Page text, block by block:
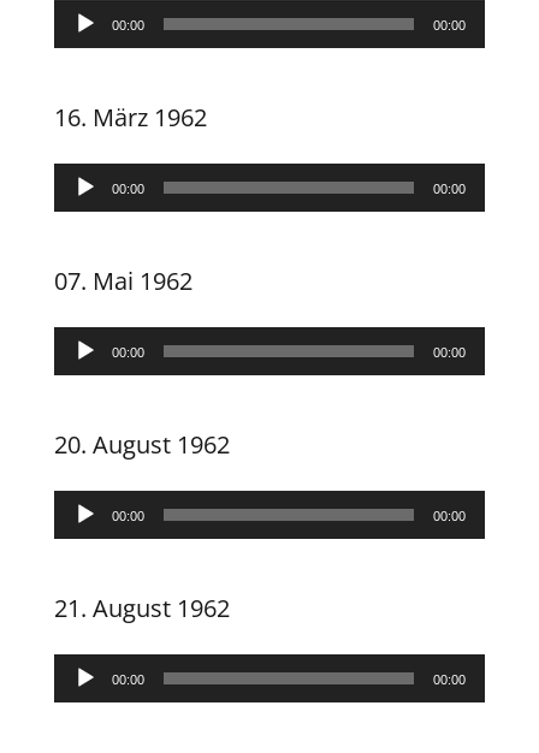
Audio-00:00 00:00
16. März 1962
Audio-00:00 00:00
07. Mai 1962
Audio-00:00 00:00
20. August 1962
Audio-00:00 00:00
21. August 1962
Audio-00:00 00:00